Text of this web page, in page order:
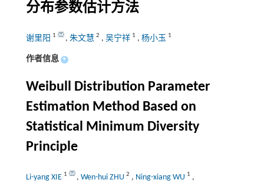
分布参数估计方法
谢里阳 1 , 朱文慧 2 , 吴宁祥 1 , 杨小玉 1
作者信息 +
Weibull Distribution Parameter
Estimation Method Based on
Statistical Minimum Diversity
Principle
Li-yang XIE 1 , Wen-hui ZHU 2 , Ning-xiang WU 1 ,